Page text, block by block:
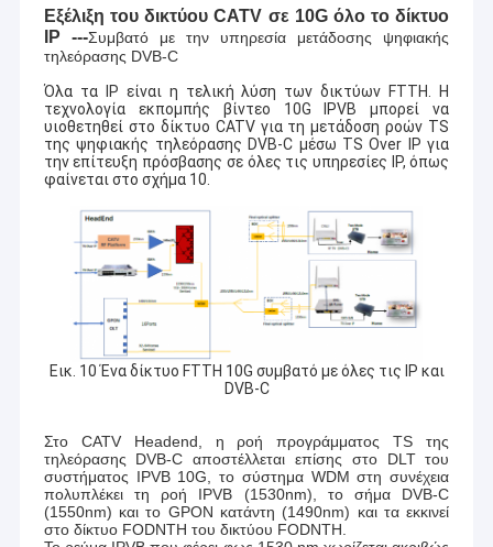
Εξέλιξη του δικτύου CATV σε 10G όλο το δίκτυο
IP ---Συμβατό με την υπηρεσία μετάδοσης ψηφιακής
τηλεόρασης DVB-C
Όλα τα IP είναι η τελική λύση των δικτύων FTTH. Η
τεχνολογία εκπομπής βίντεο 10G IPVB μπορεί να
υιοθετηθεί στο δίκτυο CATV για τη μετάδοση ροών TS
της ψηφιακής τηλεόρασης DVB-C μέσω TS Over IP για
την επίτευξη πρόσβασης σε όλες τις υπηρεσίες IP, όπως
φαίνεται στο σχήμα 10.
Εικ. 10 Ένα δίκτυο FTTH 10G συμβατό με όλες τις IP και
DVB-C
Στο CATV Headend, η ροή προγράμματος TS της
τηλεόρασης DVB-C αποστέλλεται επίσης στο DLT του
συστήματος IPVB 10G, το σύστημα WDM στη συνέχεια
πολυπλέκει τη ροή IPVB (1530nm), το σήμα DVB-C
(1550nm) και το GPON κατάντη (1490nm) και τα εκκινεί
στο δίκτυο FODNTH του δικτύου FODNTH.